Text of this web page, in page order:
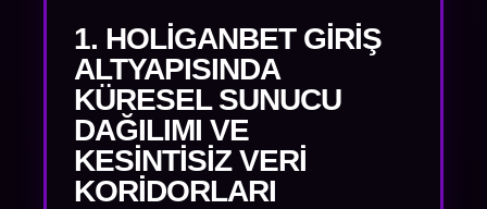
1. HOLIGANBET GIRIŞ
ALTYAPISINDA
KÜRESEL SUNUCU
DAĞILIMI VE
KESINTISIZ VERI
KORIDORLARI